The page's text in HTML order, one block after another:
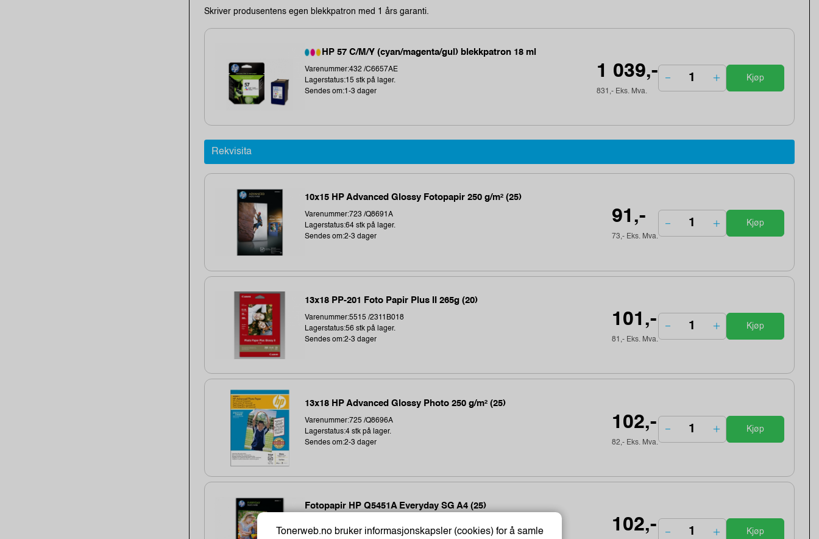
Skriver produsentens egen blekkpatron med 1 års garanti.
HP 57 C/M/Y (cyan/magenta/gul) blekkpatron 18 ml
Varenummer:432 /C6657AE
Lagerstatus:15 stk på lager.
Sendes om:1-3 dager
1 039,-
831,- Eks. Mva.
Kjøp
Rekvisita
10x15 HP Advanced Glossy Fotopapir 250 g/m² (25)
Varenummer:723 /Q8691A
Lagerstatus:64 stk på lager.
Sendes om:2-3 dager
91,-
73,- Eks. Mva.
Kjøp
13x18 PP-201 Foto Papir Plus II 265g (20)
Varenummer:5515 /2311B018
Lagerstatus:56 stk på lager.
Sendes om:2-3 dager
101,-
81,- Eks. Mva.
Kjøp
13x18 HP Advanced Glossy Photo 250 g/m² (25)
Varenummer:725 /Q8696A
Lagerstatus:4 stk på lager.
Sendes om:2-3 dager
102,-
82,- Eks. Mva.
Kjøp
Fotopapir HP Q5451A Everyday SG A4 (25)
Lagerstatus:24 stk på lager.
102,- Kjøp
Tonerweb.no bruker informasjonskapsler (cookies) for å samle